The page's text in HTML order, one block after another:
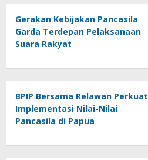
Gerakan Kebijakan Pancasila
Garda Terdepan Pelaksanaan
Suara Rakyat
BPIP Bersama Relawan Perkuat
Implementasi Nilai-Nilai
Pancasila di Papua